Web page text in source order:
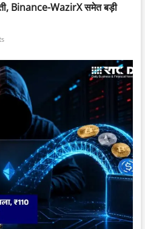
Binance-WazirX समेत बड़ी